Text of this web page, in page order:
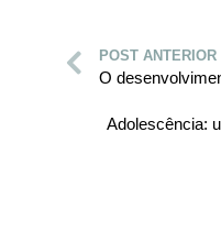
POST ANTERIOR
O
Adolescência: